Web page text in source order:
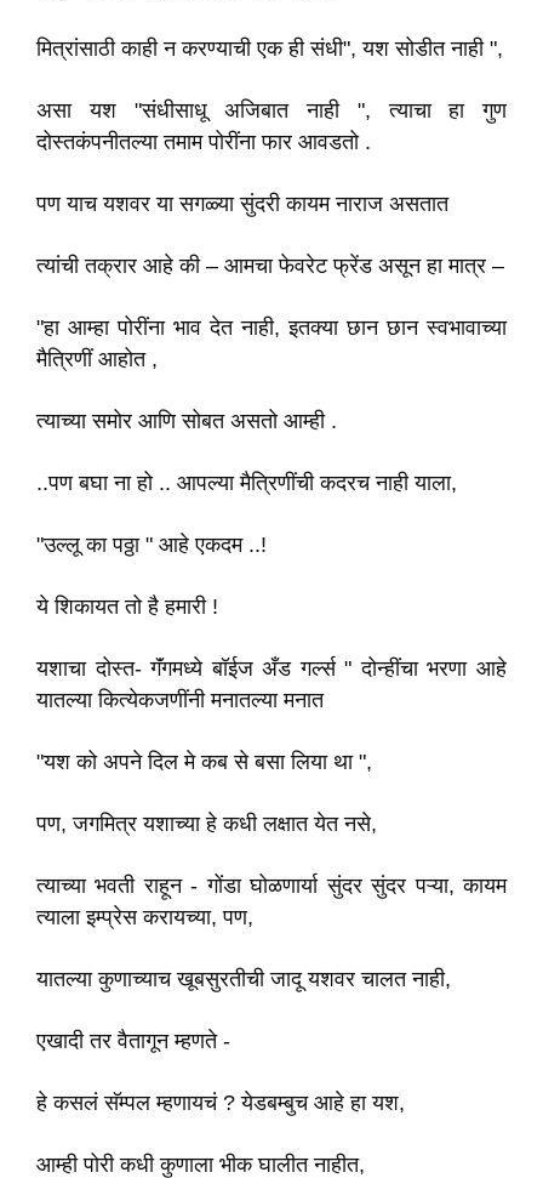
मित्रांसाठी काही न करण्याची एक ही संधी", यश सोडीत नाही ",
असा यश "संधीसाधू अजिबात नाही ", त्याचा हा गुण
दोस्तकंपनीतल्या तमाम पोरींना फार आवडतो .
पण याच यशवर या सगळ्या सुंदरी कायम नाराज असतात
त्यांची तक्रार आहे की – आमचा फेवरेट फ्रेंड असून हा मात्र –
"हा आम्हा पोरींना भाव देत नाही, इतक्या छान छान स्वभावाच्या
मैत्रिणीं आहोत ,
त्याच्या समोर आणि सोबत असतो आम्ही .
..पण बघा ना हो .. आपल्या मैत्रिणींची कदरच नाही याला,
"उल्लू का पठ्ठा " आहे एकदम ..!
ये शिकायत तो है हमारी !
यशाचा दोस्त- गॅंगमध्ये बॉईज अँड गर्ल्स " दोन्हींचा भरणा आहे
यातल्या कित्येकजणींनी मनातल्या मनात
"यश को अपने दिल मे कब से बसा लिया था ",
पण, जगमित्र यशाच्या हे कधी लक्षात येत नसे,
त्याच्या भवती राहून - गोंडा घोळणार्या सुंदर सुंदर पऱ्या, कायम
त्याला इम्प्रेस करायच्या, पण,
यातल्या कुणाच्याच खूबसुरतीची जादू यशवर चालत नाही,
एखादी तर वैतागून म्हणते -
हे कसलं सॅम्पल म्हणायचं ? येडबम्बुच आहे हा यश,
आम्ही पोरी कधी कुणाला भीक घालीत नाहीत,